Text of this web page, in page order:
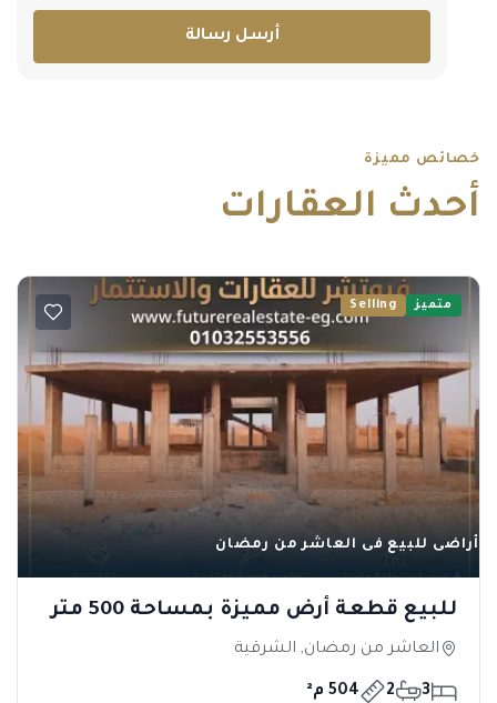
أرسل رسالة
خصائص مميزة
أحدث العقارات
متميز Selling
أراضى للبيع فى العاشر من رمضان
للبيع قطعة أرض مميزة بمساحة 500 متر
في الحي 18
العاشر من رمضان, الشرقية
3
2 504 م²